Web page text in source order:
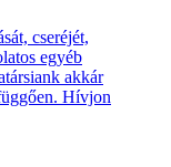
cseréjét,
egyéb
akkár
Hívjon